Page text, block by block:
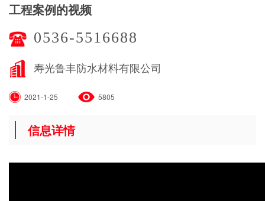
工程案例的视频
0536-5516688
寿光鲁丰防水材料有限公司
2021-1-25 5805
信息详情